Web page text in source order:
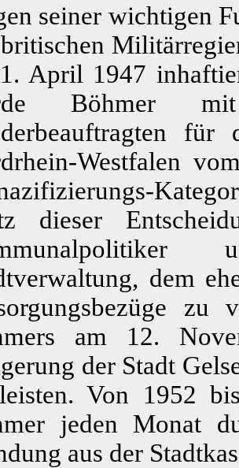
seiner wichtigen
April 1947
Böhmer
Westfalen
dieser
dem
am 12.
der Stadt
Von 1952
jeden Monat
aus der